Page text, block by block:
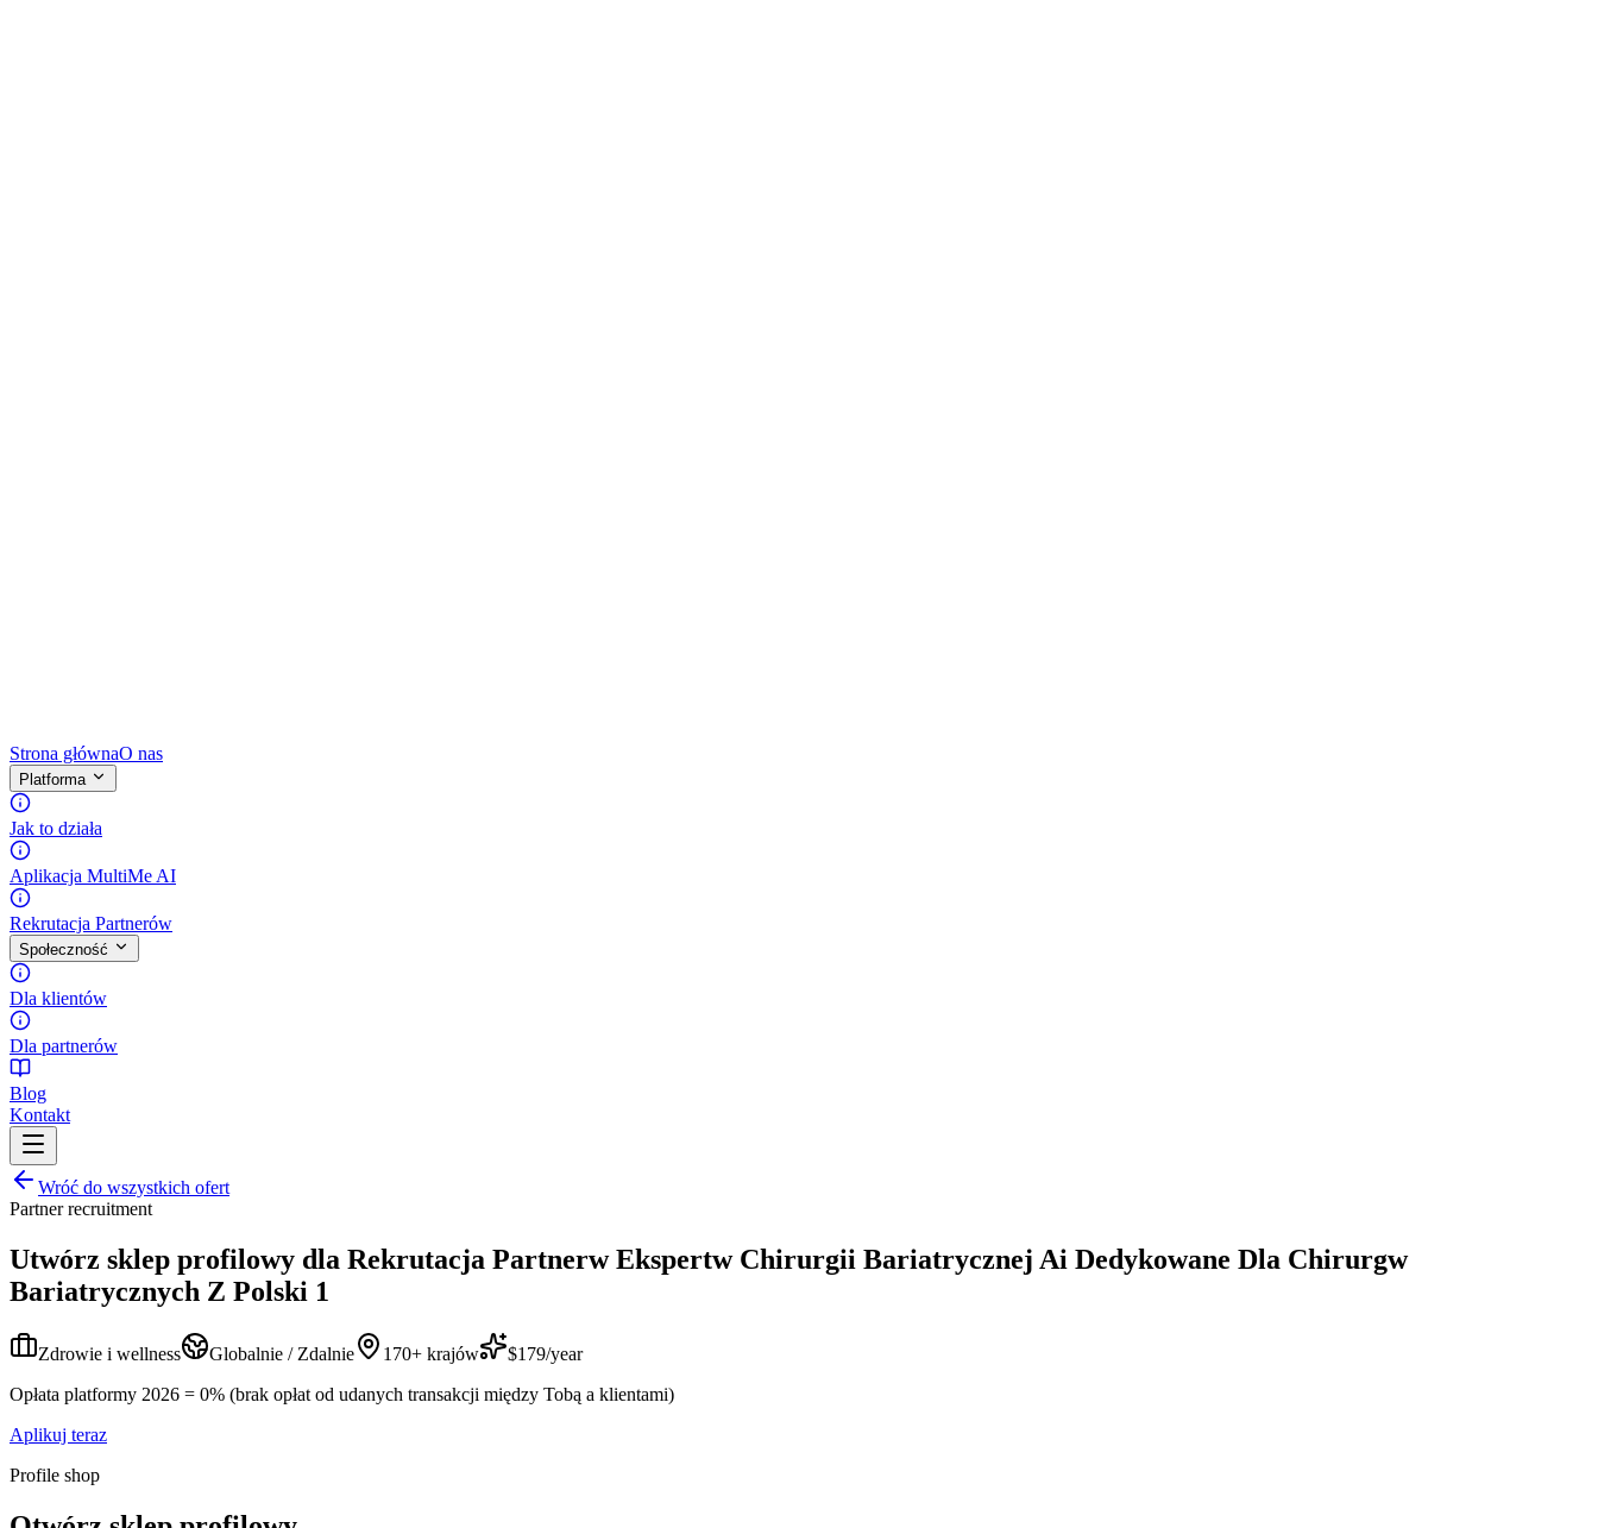
Strona głównaO nas
Platforma
Jak to działa
Aplikacja MultiMe AI
Rekrutacja Partnerów
Społeczność
Dla klientów
Dla partnerów
Blog
Kontakt
Wróć do wszystkich ofert
Partner recruitment
Utwórz sklep profilowy dla Rekrutacja Partnerw Ekspertw Chirurgii Bariatrycznej Ai Dedykowane Dla Chirurgw
Bariatrycznych Z Polski 1
Zdrowie i wellness Globalnie / Zdalnie 170+ krajów
$179/year
Opłata platformy 2026 = 0% (brak opłat od udanych transakcji między Tobą a klientami)
Aplikuj teraz
Profile shop